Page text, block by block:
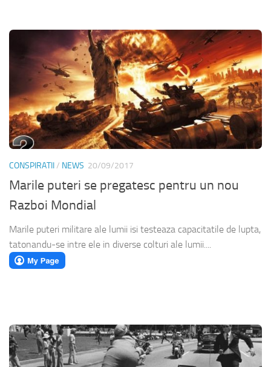
CONSPIRATII/ NEWS 20/09/2017
Marile puteri se pregatesc pentru un nou
Razboi Mondial
Marile puteri militare ale lumii isi testeaza capacitatile de lupta,
tatonandu-se intre ele in diverse colturi ale lumii....